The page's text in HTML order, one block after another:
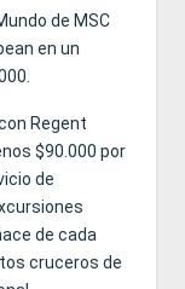
de MSC
en un
Regent
$90.000 por
de
de cada
cruceros de